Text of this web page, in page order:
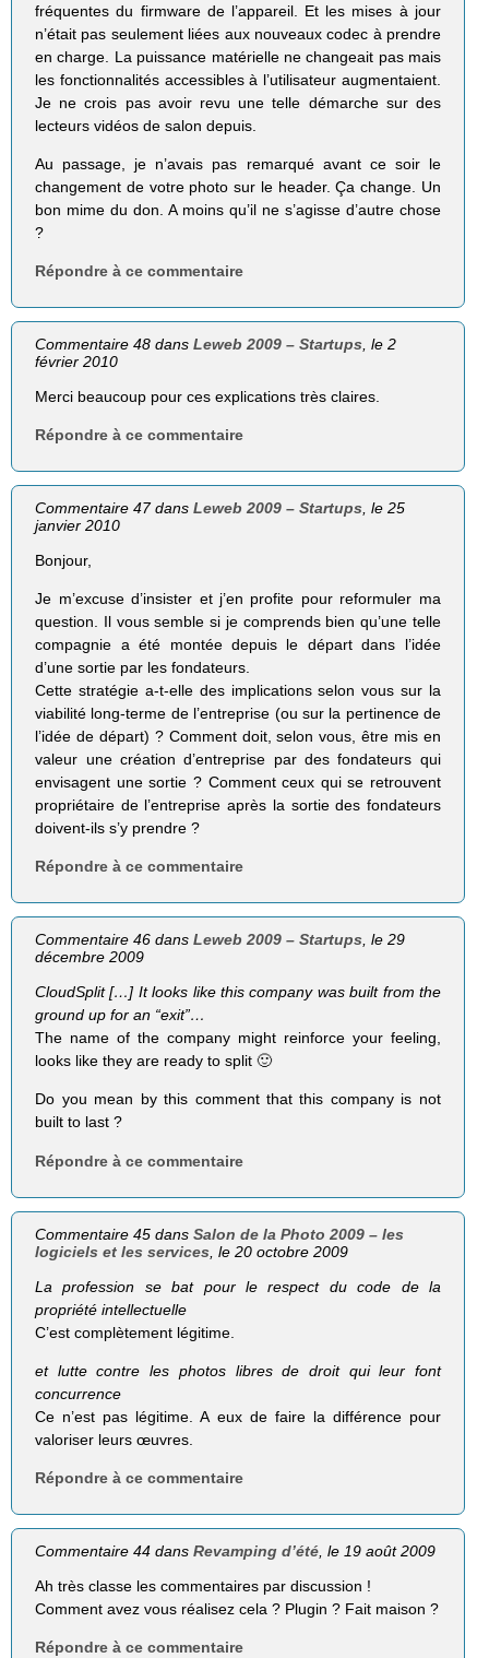
fréquentes du firmware de l’appareil. Et les mises à jour
n’était pas seulement liées aux nouveaux codec à prendre
en charge. La puissance matérielle ne changeait pas mais
les fonctionnalités accessibles à l’utilisateur augmentaient.
Je ne crois pas avoir revu une telle démarche sur des
lecteurs vidéos de salon depuis.
Au passage, je n’avais pas remarqué avant ce soir le
changement de votre photo sur le header. Ça change. Un
bon mime du don. A moins qu’il ne s’agisse d’autre chose
?
Répondre à ce commentaire
Commentaire 48 dansLeweb 2009 – Startups , le 2
février 2010
Merci beaucoup pour ces explications très claires.
Répondre à ce commentaire
Commentaire 47 dansLeweb 2009 – Startups , le 25
janvier 2010
Bonjour,
Je m’excuse d’insister et j’en profite pour reformuler ma
question. Il vous semble si je comprends bien qu’une telle
compagnie a été montée depuis le départ dans l’idée
d’une sortie par les fondateurs.
Cette stratégie a-t-elle des implications selon vous sur la
viabilité long-terme de l’entreprise (ou sur la pertinence de
l’idée de départ) ? Comment doit, selon vous, être mis en
valeur une création d’entreprise par des fondateurs qui
envisagent une sortie ? Comment ceux qui se retrouvent
propriétaire de l’entreprise après la sortie des fondateurs
doivent-ils s’y prendre ?
Répondre à ce commentaire
Commentaire 46 dansLeweb 2009 – Startups, le 29
décembre 2009
CloudSplit […] It looks like this company was built from the
ground up for an “exit”…
The name of the company might reinforce your feeling,
looks like they are ready to split 🙂
Do you mean by this comment that this company is not
built to last ?
Répondre à ce commentaire
Commentaire 45 dansSalon de la Photo 2009 – les
logiciels et les services , le 20 octobre 2009
La profession se bat pour le respect du code de la
propriété intellectuelle
C’est complètement légitime.
et lutte contre les photos libres de droit qui leur font
concurrence
Ce n’est pas légitime. A eux de faire la différence pour
valoriser leurs œuvres.
Répondre à ce commentaire
Commentaire 44 dansRevamping d’été , le 19 août 2009
Ah très classe les commentaires par discussion !
Comment avez vous réalisez cela ? Plugin ? Fait maison ?
Répondre à ce commentaire